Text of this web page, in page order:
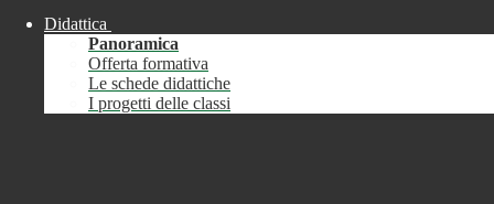
Chiudi
Informazione
Didattica
Panoramica
Offerta formativa
Le schede didattiche
I progetti delle classi